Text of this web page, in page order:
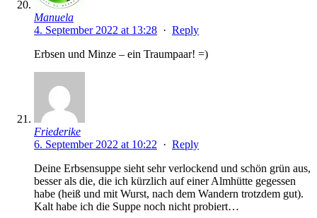
Manuela
4. September 2022 at 13:28 · Reply
Erbsen und Minze – ein Traumpaar! =)
Friederike
6. September 2022 at 10:22 · Reply
Deine Erbsensuppe sieht sehr verlockend und schön grün aus,
besser als die, die ich kürzlich auf einer Almhütte gegessen
habe (heiß und mit Wurst, nach dem Wandern trotzdem gut).
Kalt habe ich die Suppe noch nicht probiert…